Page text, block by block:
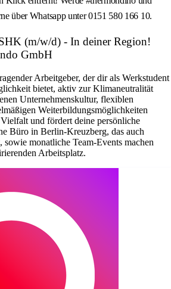
über Whatsapp unter 0151 580 166 10.
(m/w/d) - In deiner Region!
GmbH
Arbeitgeber, der dir als Werkstudent
bietet, aktiv zur Klimaneutralität
Unternehmenskultur, flexiblen
Weiterbildungsmöglichkeiten
und fördert deine persönliche
Büro in Berlin-Kreuzberg, das auch
monatliche Team-Events machen
Arbeitsplatz.